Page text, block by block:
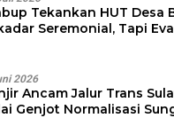
Tekankan HUT Desa
Seremonial, Tapi
2026
Ancam Jalur Trans
Genjot Normalisasi